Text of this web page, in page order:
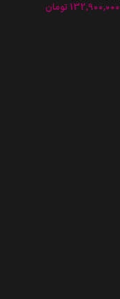
132,900,000 تومان